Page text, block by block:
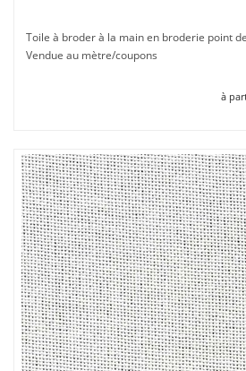
Toile à broder à la main en broderie point
Vendue au mètre/coupons
à